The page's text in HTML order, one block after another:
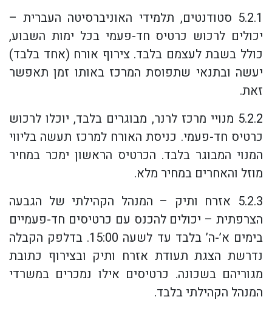
5.2.1 סטודנטים, תלמידי האוניברסיטה העברית –
יכולים לרכוש כרטיס חד-פעמי בכל ימות השבוע,
כולל בשבת לעצמם בלבד. צירוף אורח (אחד בלבד)
יעשה ובתנאי שתפוסת המרכז באותו זמן תאפשר
זאת.
5.2.2 מנויי מרכז לרנר, מבוגרים בלבד, יוכלו לרכוש
כרטיס חד-פעמי. כניסת האורח למרכז תעשה בליווי
המנוי המבוגר בלבד. הכרטיס הראשון ימכר במחיר
מוזל והאחרים במחיר מלא.
5.2.3 אזרח ותיק – המנהל הקהילתי של הגבעה
הצרפתית – יכולים להכנס עם כרטיסים חד-פעמיים
בימים א’-ה’ בלבד עד לשעה 15:00. בדלפק הקבלה
נדרשת הצגת תעודת אזרח ותיק ובצירוף כתובת
מגוריהם בשכונה. כרטיסים אילו נמכרים במשרדי
המנהל הקהילתי בלבד.